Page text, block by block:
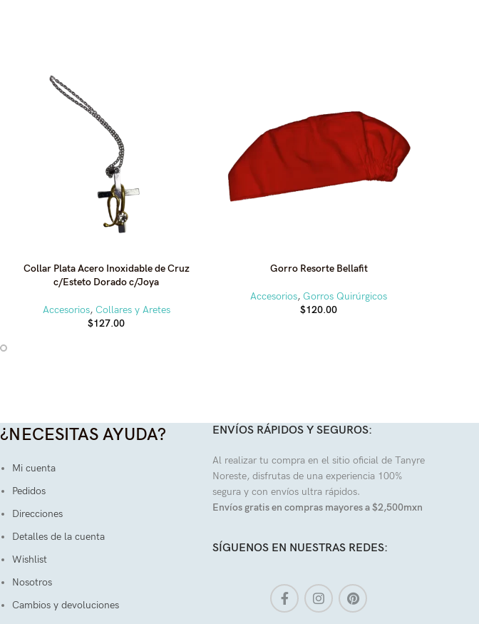
Collar Plata Acero Inoxidable de Cruz
c/Esteto Dorado c/Joya
Accesorios, Collares y Aretes
$127.00
Gorro Resorte Bellafit
Accesorios, Gorros Quirúrgicos
$120.00
¿NECESITAS AYUDA?
Mi cuenta
Pedidos
Direcciones
Detalles de la cuenta
Wishlist
Nosotros
Cambios y devoluciones
ENVÍOS RÁPIDOS Y SEGUROS:
Al realizar tu compra en el sitio oficial de Tanyre
Noreste, disfrutas de una experiencia 100%
segura y con envíos ultra rápidos.
Envíos gratis en compras mayores a $2,500mxn
SÍGUENOS EN NUESTRAS REDES: